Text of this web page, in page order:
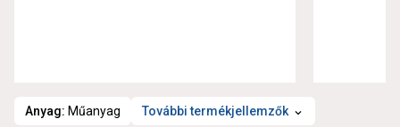
Anyag: Műanyag További termékjellemzők